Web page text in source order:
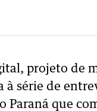
projeto de
à série de
Paraná que